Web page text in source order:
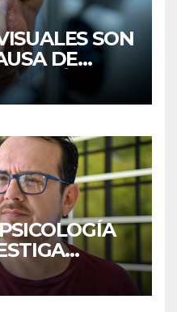
SON
DE
MÉXICO,
DEL
Y